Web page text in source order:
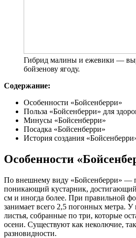
Гибрид малины и ежевики —
бойзенову ягоду.
Содержание:
Особенности «Бойсенберри»
Польза «Бойсенберри» для
Минусы «Бойсенберри»
Посадка «Бойсенберри»
История создания
Особенности
По внешнему виду «Бойсенберри» —
поникающий кустарник,
см и иногда более. При правильной
занимает всего 2,5 погонных метра. У
листья, собранные по три, которые
осени. Существуют как неколючие,
разновидности.